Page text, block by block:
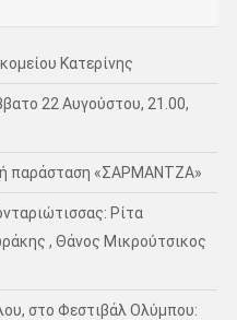
Κατερίνης
22 Αυγούστου, 21.00,
παράσταση «ΣΑΡΜΑΝΤΖΑ»
Ρίτα
, Θάνος Μικρούτσικος
στο Φεστιβάλ Ολύμπου: